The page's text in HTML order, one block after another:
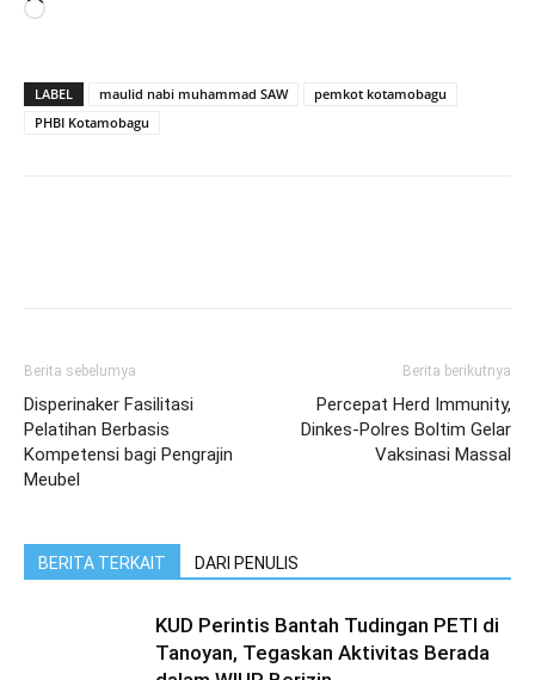
Memuat...
LABEL maulid nabi muhammad SAW
pemkot kotamobagu
PHBI Kotamobagu
Berita sebelumya
Disperinaker Fasilitasi
Pelatihan Berbasis
Kompetensi bagi Pengrajin
Meubel
Berita berikutnya
Percepat Herd Immunity,
Dinkes-Polres Boltim Gelar
Vaksinasi Massal
BERITA TERKAIT DARI PENULIS
KUD Perintis Bantah Tudingan PETI di
Tanoyan, Tegaskan Aktivitas Berada